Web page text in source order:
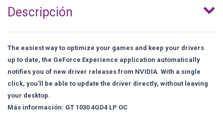
Descripción
The easiest way to optimize your games and keep your drivers
up to date, the GeForce Experience application automatically
notifies you of new driver releases from NVIDIA. With a single
click, you'll be able to update the driver directly, without leaving
your desktop.
Más información: GT 1030 4GD4 LP OC